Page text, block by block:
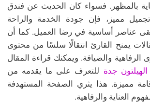
بالمظهر. فسواء كان الحديث عن فندق
مميز، فإن جودة الخدمة والراحة
تبقى عناصر أساسية في رضا العميل. كما أن
يمنح القارئ انتقالًا سلسًا من محتوى
الرفاهية والضيافة. ويمكنك قراءة المقال
جدة للتعرف على ما يقدمه من
مميزة. هذا يثري الصفحة المستهدفة
العناية والرفاهية.